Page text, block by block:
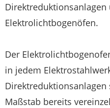
Elektrolichtbogenöfen.
Der
in jedem
Maßstab bereits